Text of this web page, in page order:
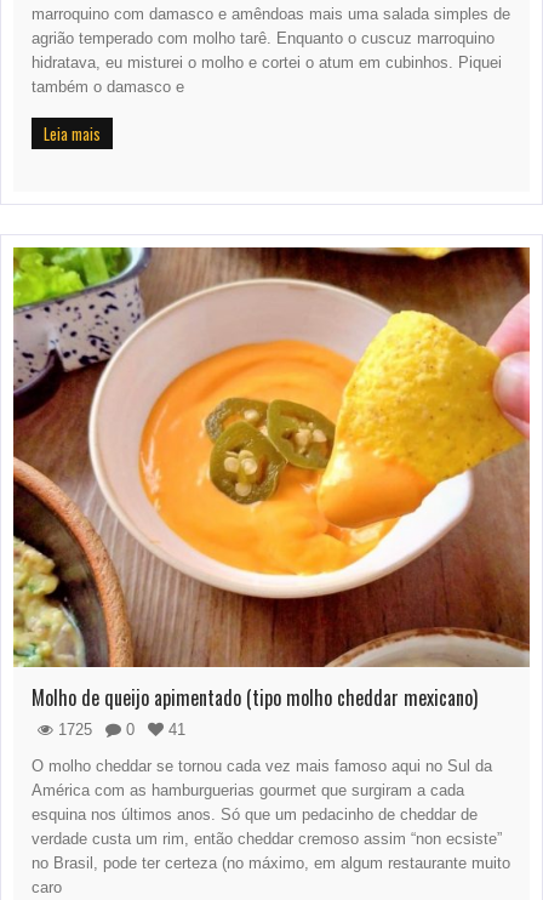
marroquino com damasco e amêndoas mais uma salada simples de
agrião temperado com molho tarê. Enquanto o cuscuz marroquino
hidratava, eu misturei o molho e cortei o atum em cubinhos. Piquei
também o damasco e
Leia mais
Molho de queijo apimentado (tipo molho cheddar mexicano)
1725 0
41
O molho cheddar se tornou cada vez mais famoso aqui no Sul da
América com as hamburguerias gourmet que surgiram a cada
esquina nos últimos anos. Só que um pedacinho de cheddar de
verdade custa um rim, então cheddar cremoso assim “non ecsiste”
no Brasil, pode ter certeza (no máximo, em algum restaurante muito
caro